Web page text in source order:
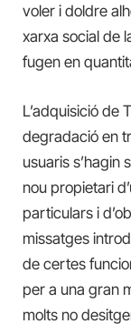
voler i doldre
xarxa social de
fugen en
L’adquisició de
degradació en
usuaris s’hagin
nou propietari
particulars i
missatges
de certes
per a una gran
molts no